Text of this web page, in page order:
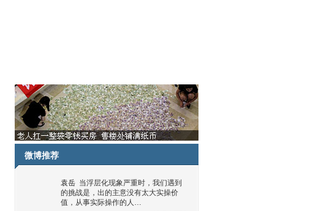
微博推荐
袁岳 当浮层化现象严重时，我们遇到
的挑战是，出的主意没有太大实操价
值，从事实际操作的人…